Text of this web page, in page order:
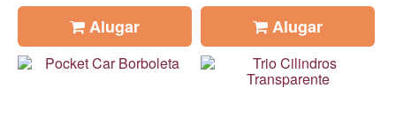
Alugar Alugar